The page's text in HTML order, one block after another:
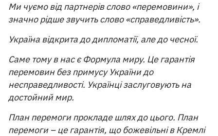
Ми чуємо від партнерів слово «перемовини», і
значно рідше звучить слово «справедливість».
Україна відкрита до дипломатії, але до чесної.
Саме тому в нас є Формула миру. Це гарантія
перемовин без примусу України до
несправедливості. Українці заслуговують на
достойний мир.
План перемоги прокладе шлях до цього. План
перемоги – це гарантія, що божевільні в Кремлі